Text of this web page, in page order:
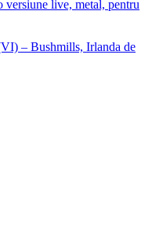
versiune live, metal, pentru
– Bushmills, Irlanda de